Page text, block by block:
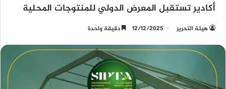
أكادير تستقبل المعرض الدولي للمنتوجات المحلية
هيئة التحرير 12/12/2025 دقيقة واحدة